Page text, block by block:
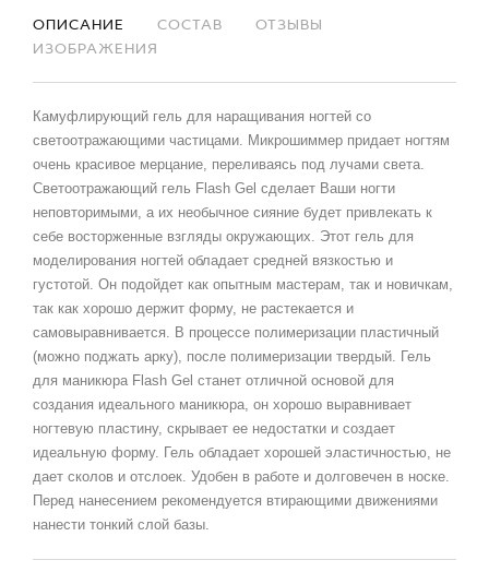
ОПИСАНИЕ СОСТАВ
ОТЗЫВЫ
ИЗОБРАЖЕНИЯ
Камуфлирующий гель для наращивания ногтей со
светоотражающими частицами. Микрошиммер придает ногтям
очень красивое мерцание, переливаясь под лучами света.
Светоотражающий гель Flash Gel сделает Ваши ногти
неповторимыми, а их необычное сияние будет привлекать к
себе восторженные взгляды окружающих. Этот гель для
моделирования ногтей обладает средней вязкостью и
густотой. Он подойдет как опытным мастерам, так и новичкам,
так как хорошо держит форму, не растекается и
самовыравнивается. В процессе полимеризации пластичный
(можно поджать арку), после полимеризации твердый. Гель
для маникюра Flash Gel станет отличной основой для
создания идеального маникюра, он хорошо выравнивает
ногтевую пластину, скрывает ее недостатки и создает
идеальную форму. Гель обладает хорошей эластичностью, не
дает сколов и отслоек. Удобен в работе и долговечен в носке.
Перед нанесением рекомендуется втирающими движениями
нанести тонкий слой базы.